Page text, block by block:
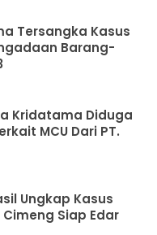
Tersangka Kasus
Barang-
MCU Dari PT.
Ungkap Kasus
Cimeng Siap Edar